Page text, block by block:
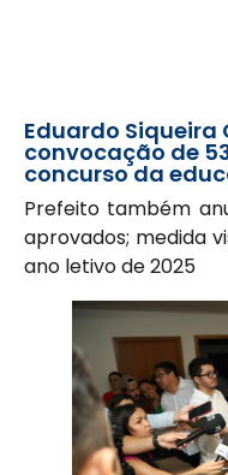
Eduardo
convocação de
concurso da
Prefeito também
aprovados; medida
ano letivo de 2025